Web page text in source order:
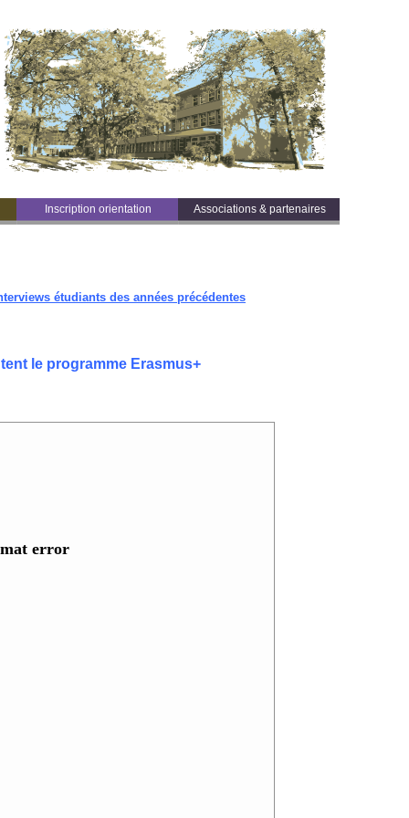
Inscription orientation Associations & partenaires
le programme Erasmus+
error
étudiants des années précédentes